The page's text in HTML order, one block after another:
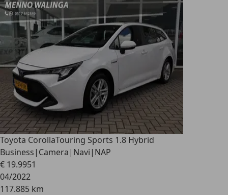
Toyota CorollaTouring Sports 1.8 Hybrid
Business|Camera|Navi|NAP
€ 19.9951
04/2022
117.885 km